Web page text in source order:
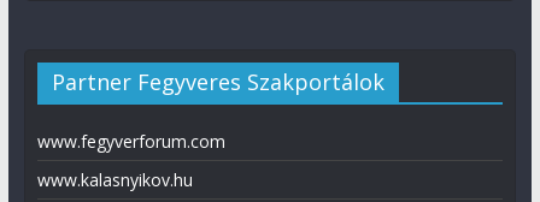
Partner Fegyveres Szakportálok
www.fegyverforum.com
www.kalasnyikov.hu